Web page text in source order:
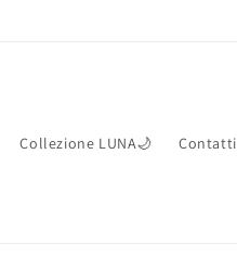
Collezione LUNA🌙 Contatti